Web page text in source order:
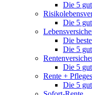
Die 5
Die 5
Die
Die 5
Die 5
Rente +
Die 5